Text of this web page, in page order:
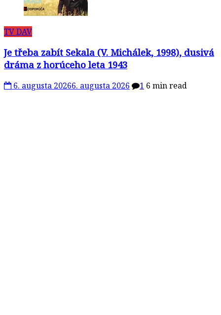
TV DAV
Je třeba zabít Sekala (V. Michálek, 1998), dusivá
dráma z horúceho leta 1943
6. augusta 20266. augusta 2026 1 6 min read